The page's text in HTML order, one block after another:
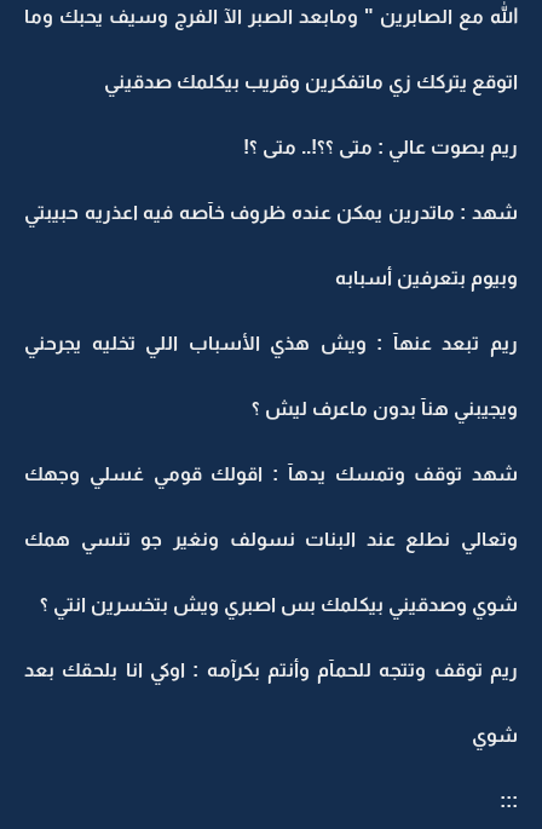
الله مع الصابرين " ومابعد الصبر الآ الفرج وسيف يحبك وما
اتوقع يتركك زي ماتفكرين وقريب بيكلمك صدقيني
ريم بصوت عالي : متى ؟؟!.. متى ؟!
شهد : ماتدرين يمكن عنده ظروف خآصه فيه اعذريه حبيبتي
وبيوم بتعرفين أسبابه
ريم تبعد عنهآ : ويش هذي الأسباب اللي تخليه يجرحني
ويجيبني هنآ بدون ماعرف ليش ؟
شهد توقف وتمسك يدهآ : اقولك قومي غسلي وجهك
وتعالي نطلع عند البنات نسولف ونغير جو تنسي همك
شوي وصدقيني بيكلمك بس اصبري ويش بتخسرين انتي ؟
ريم توقف وتتجه للحمآم وأنتم بكرآمه : اوكي انا بلحقك بعد
شوي
:::